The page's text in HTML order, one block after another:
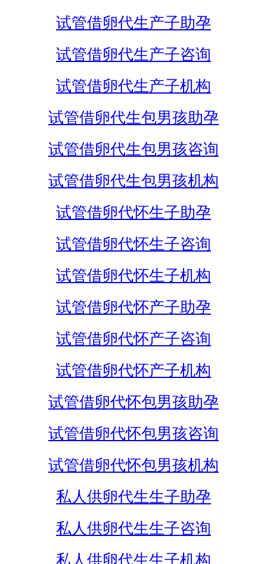
试管借卵代生产子助孕
试管借卵代生产子咨询
试管借卵代生产子机构
试管借卵代生包男孩助孕
试管借卵代生包男孩咨询
试管借卵代生包男孩机构
试管借卵代怀生子助孕
试管借卵代怀生子咨询
试管借卵代怀生子机构
试管借卵代怀产子助孕
试管借卵代怀产子咨询
试管借卵代怀产子机构
试管借卵代怀包男孩助孕
试管借卵代怀包男孩咨询
试管借卵代怀包男孩机构
私人供卵代生生子助孕
私人供卵代生生子咨询
私人供卵代生生子机构